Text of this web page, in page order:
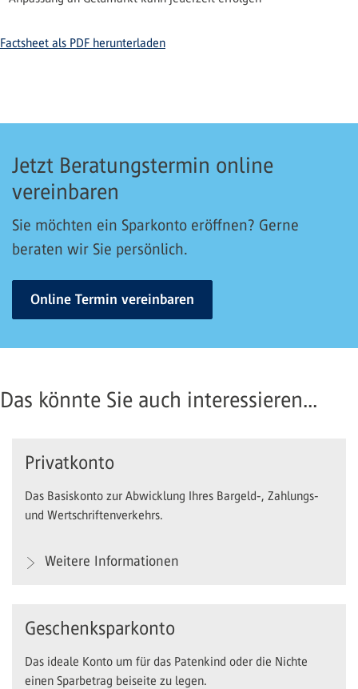
Factsheet als PDF herunterladen
Jetzt Beratungstermin online
vereinbaren
Sie möchten ein Sparkonto eröffnen? Gerne
beraten wir Sie persönlich.
Online Termin vereinbaren
Das könnte Sie auch interessieren...
Privatkonto
Das Basiskonto zur Abwicklung Ihres Bargeld-, Zahlungs-
und Wertschriftenverkehrs.
Weitere Informationen
Geschenksparkonto
Das ideale Konto um für das Patenkind oder die Nichte
einen Sparbetrag beiseite zu legen.